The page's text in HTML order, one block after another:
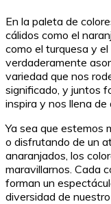
En la paleta de
cálidos como el
como el turquesa y
verdaderamente
variedad que nos
significado, y juntos
inspira y nos llena de
Ya sea que estemos
o disfrutando de un
anaranjados, los
maravillarnos. Cada
forman un
diversidad de nuestro